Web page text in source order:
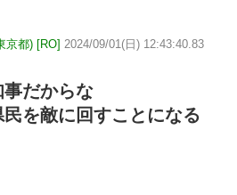
京都) [RO] 2024/09/01(日) 12:43:40.83
だからな
を敵に回すことになる